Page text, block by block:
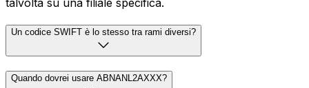
Un codice SWIFT è lo stesso tra rami diversi?
Quando dovrei usare ABNANL2AXXX?